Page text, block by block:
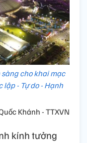
cho khai mạc
- Tự do - Hạnh
Khánh - TTXVN
kính tưởng